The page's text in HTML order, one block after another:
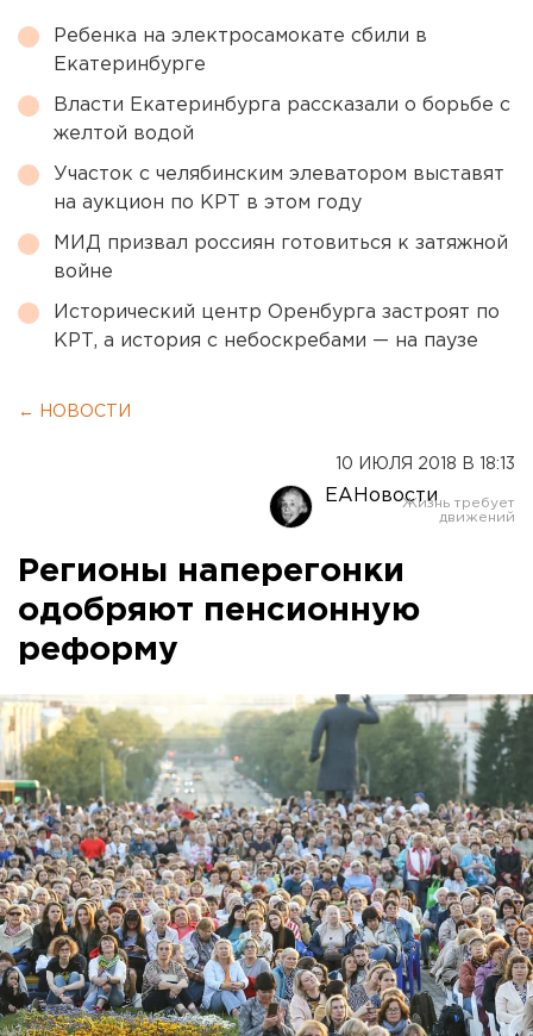
Ребенка на электросамокате сбили в
Екатеринбурге
Власти Екатеринбурга рассказали о борьбе с
желтой водой
Участок с челябинским элеватором выставят
на аукцион по КРТ в этом году
МИД призвал россиян готовиться к затяжной
войне
Исторический центр Оренбурга застроят по
КРТ, а история с небоскребами — на паузе
← НОВОСТИ
10 ИЮЛЯ 2018 В 18:13
ЕАНовости
Регионы наперегонки
одобряют пенсионную
реформу